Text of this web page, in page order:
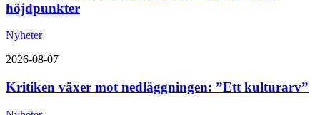
höjdpunkter
Nyheter
2026-08-07
Kritiken växer mot nedläggningen: ”Ett kulturarv”